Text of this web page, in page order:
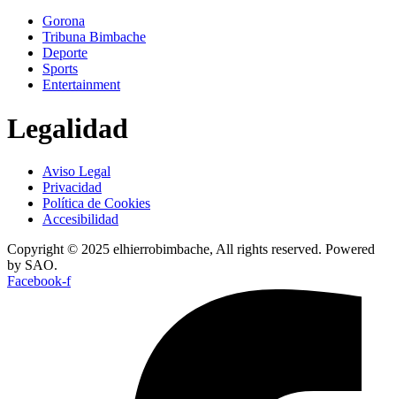
Gorona
Tribuna Bimbache
Deporte
Sports
Entertainment
Legalidad
Aviso Legal
Privacidad
Política de Cookies
Accesibilidad
Copyright © 2025 elhierrobimbache, All rights reserved. Powered
by SAO.
Facebook-f